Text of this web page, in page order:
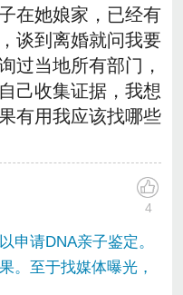
在她娘家，已经有
谈到离婚就问我要
过当地所有部门，
己收集证据，我想
有用我应该找哪些
4
申请DNA亲子鉴定。
。至于找媒体曝光，